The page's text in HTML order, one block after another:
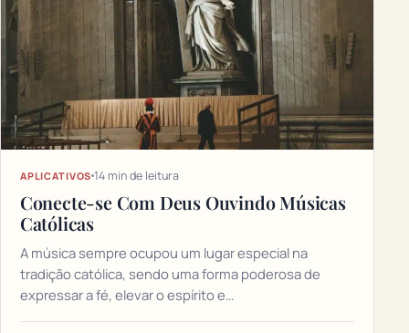
APLICATIVOS 14 min de leitura
Conecte-se Com Deus Ouvindo Músicas
Católicas
A música sempre ocupou um lugar especial na
tradição católica, sendo uma forma poderosa de
expressar a fé, elevar o espírito e…